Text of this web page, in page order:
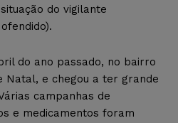
do vigilante
do ano passado, no bairro
Natal, e chegou a ter grande
campanhas de
e medicamentos foram